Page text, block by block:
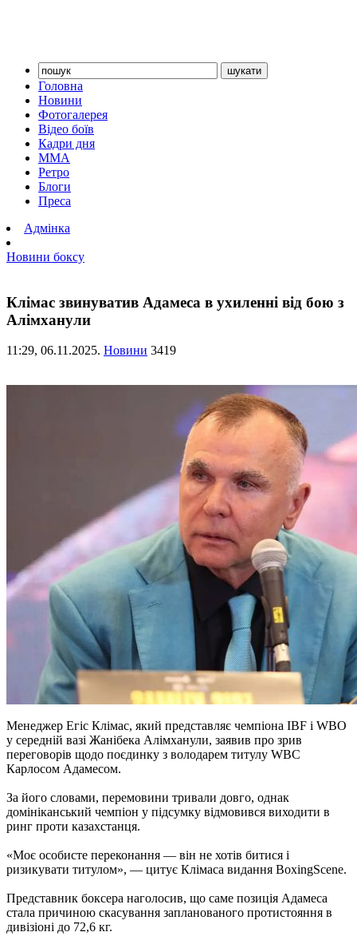
Головна
Новини
Фотогалерея
Відео боїв
Кадри дня
ММА
Ретро
Блоги
Преса
Адмінка
Новини боксу
Клімас звинуватив Адамеса в ухиленні від бою з
Алімханули
11:29, 06.11.2025. Новини 3419
Менеджер Егіс Клімас, який представляє чемпіона IBF і WBO
у середній вазі Жанібека Алімханули, заявив про зрив
переговорів щодо поєдинку з володарем титулу WBC
Карлосом Адамесом.
За його словами, перемовини тривали довго, однак
домініканський чемпіон у підсумку відмовився виходити в
ринг проти казахстанця.
«Моє особисте переконання — він не хотів битися і
ризикувати титулом», — цитує Клімаса видання BoxingScene.
Представник боксера наголосив, що саме позиція Адамеса
стала причиною скасування запланованого протистояння в
дивізіоні до 72,6 кг.​